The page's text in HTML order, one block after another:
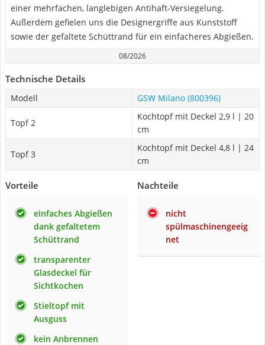
einer mehrfachen, langlebigen Antihaft-Versiegelung.
Außerdem gefielen uns die Designergriffe aus Kunststoff
sowie der gefaltete Schüttrand für ein einfacheres Abgießen.
08/2026
Technische Details
Modell GSW Milano (800396)
Topf 2
Kochtopf mit Deckel 2,9 l | 20
cm
Topf 3
Kochtopf mit Deckel 4,8 l | 24
cm
Vorteile
einfaches Abgießen
dank gefaltetem
Schüttrand
transparenter
Glasdeckel für
Sichtkochen
Stieltopf mit
Ausguss
kein Anbrennen
Nachteile
nicht
spülmaschinengeeig
net